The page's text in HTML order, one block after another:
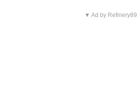
▼ Ad by Refinery89